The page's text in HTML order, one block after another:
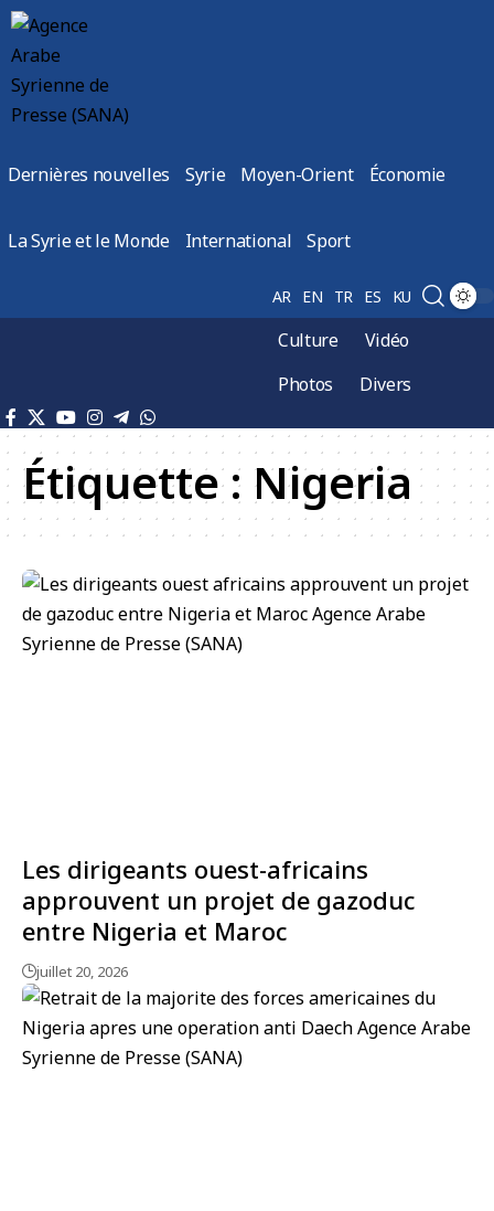
Dernières nouvelles Syrie Moyen-Orient Économie
La Syrie et le Monde International Sport
AR EN TR ES KU
Culture
Vidéo
Photos
Divers
Étiquette : Nigeria
Les dirigeants ouest-africains
approuvent un projet de gazoduc
entre Nigeria et Maroc
juillet 20, 2026